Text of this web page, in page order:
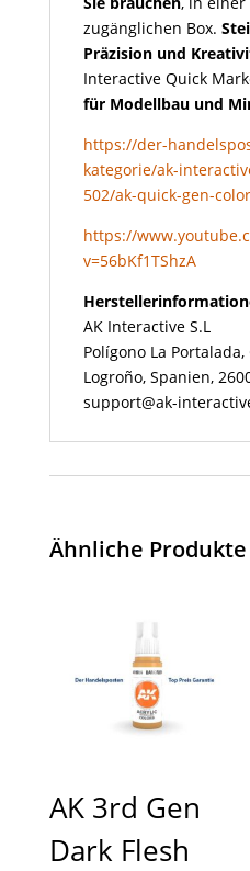
zugänglichen Box.
Präzision und
Interactive Quick
für Modellbau und
https://der-
kategorie/ak-
502/ak-quick-gen-
https://
v=56bKf1TShzA
AK Interactive S.L
Polígono La
Logroño, Spanien,
support@ak-
Ähnliche Produkte
AK 3rd Gen
Dark Flesh